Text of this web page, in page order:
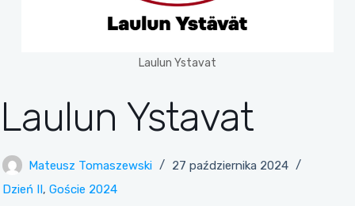
Laulun Ystavat
Laulun Ystavat
Mateusz Tomaszewski
27 października 2024
Dzień II, Goście 2024